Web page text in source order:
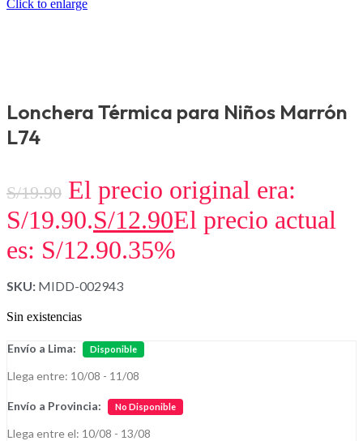
Click to enlarge
Lonchera Térmica para Niños Marrón
L74
S/19.90 El precio original era:
S/19.90.S/12.90El precio actual
es: S/12.90.35%
SKU: MIDD-002943
Sin existencias
Envío a Lima: Disponible
Llega entre: 10/08 - 11/08
Envío a Provincia: No Disponible
Llega entre el: 10/08 - 13/08